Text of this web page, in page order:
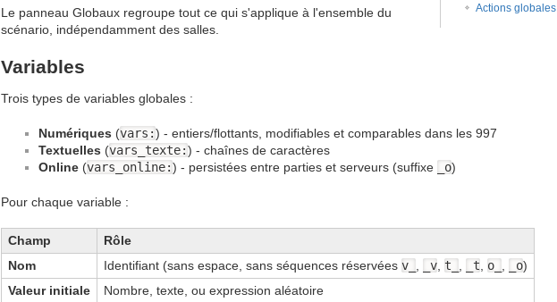
Actions globales
Le panneau Globaux regroupe tout ce qui s'applique à l'ensemble du
scénario, indépendamment des salles.
Variables
Trois types de variables globales :
Numériques (vars:) - entiers/flottants, modifiables et comparables dans les 997
Textuelles (vars_texte:) - chaînes de caractères
Online (vars_online:) - persistées entre parties et serveurs (suffixe _o)
Pour chaque variable :
Champ
Rôle
Nom
Identifiant (sans espace, sans séquences réservées v_ _v t_ _t o_ _o)
Valeur initiale
Nombre, texte, ou expression aléatoire